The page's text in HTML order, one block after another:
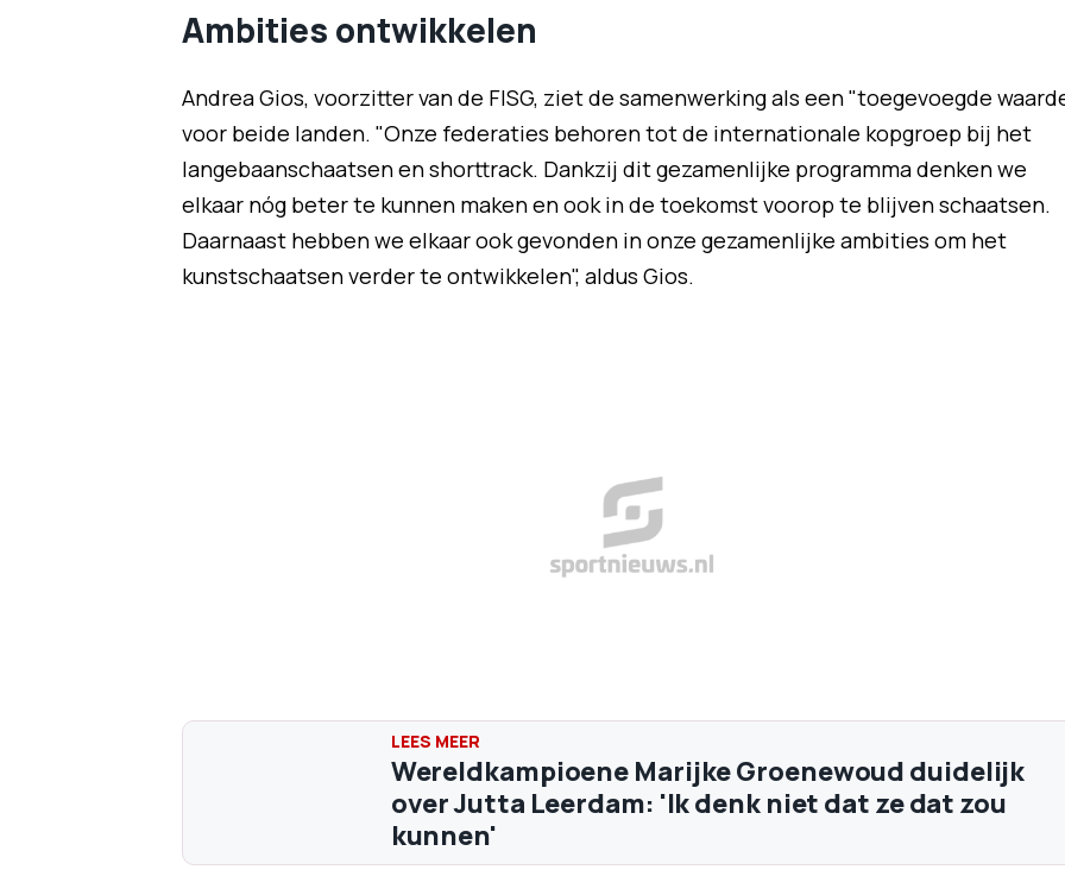
Ambities ontwikkelen
Andrea Gios, voorzitter van de FISG, ziet de samenwerking als een "toegevoegde
voor beide landen. "Onze federaties behoren tot de internationale kopgroep bij het
langebaanschaatsen en shorttrack. Dankzij dit gezamenlijke programma denken we
elkaar nóg beter te kunnen maken en ook in de toekomst voorop te blijven schaatsen.
Daarnaast hebben we elkaar ook gevonden in onze gezamenlijke ambities om het
kunstschaatsen verder te ontwikkelen", aldus Gios.
Wereldkampioene Marijke Groenewoud duidelijk
over Jutta Leerdam: 'Ik denk niet dat ze dat zou
kunnen'